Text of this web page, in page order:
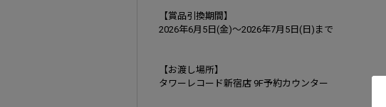
【賞品引換期間】
2026年6月5日(金)～2026年7月5日(日)まで
【お渡し場所】
タワーレコード新宿店 9F予約カウンター